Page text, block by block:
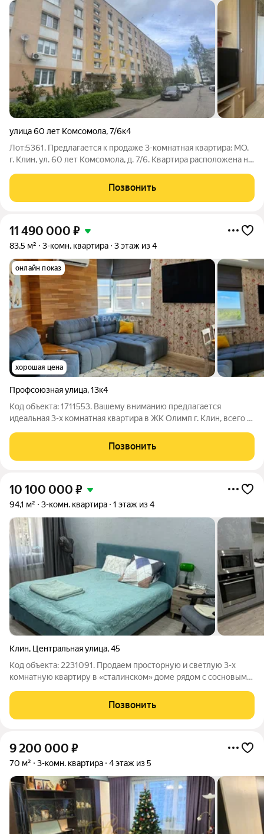
улица 60 лет Комсомола,7/6к4
Лот:5361. Предлагается к продаже 3-комнатная квартира: МО,
г. Клин, ул. 60 лет Комсомола, д. 7/6. Квартира расположена на
квартиры - 59,9 кв.м, три изолированные комнаты 15,1/15,1/11,5
кв.м, кухня
Позвонить
11 490 000 ₽
83,5 м² 3-комн. квартира 3 этаж из 4
онлайн показ
хорошая цена
Профсоюзная улица,13к4
Код объекта: 1711553. Вашему вниманию предлагается
идеальная 3-х комнатная квартира в ЖК Олимп г. Клин, всего в
Профсоюзной улице, на 3-м этаже. В квартире выполнен
дизайнерский ремонт, что
Позвонить
10 100 000 ₽
94,1 м² 3-комн. квартира 1 этаж из 4
Клин, Центральная улица,45
Код объекта: 2231091. Продаем просторную и светлую 3-х
комнатную квартиру в «сталинском» доме рядом с сосновым
расположена на высоком 1-м этаже 4-х этажного дома c
высокими потолками 3,1 м и
Позвонить
9 200 000 ₽
70 м² 3-комн. квартира 4 этаж из 5